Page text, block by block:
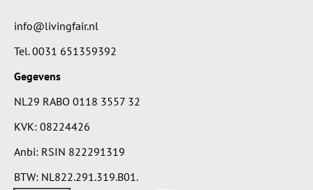
info@livingfair.nl
Tel.0031 651359392
Gegevens
NL29 RABO 0118 3557 32
KVK: 08224426
Anbi: RSIN 822291319
BTW: NL822.291.319.B01.